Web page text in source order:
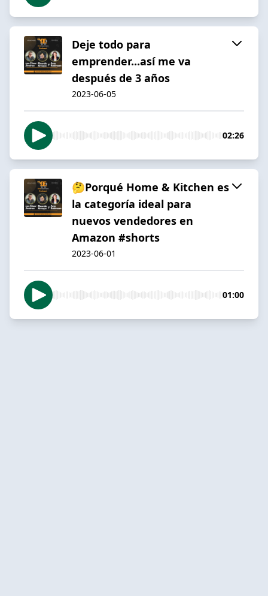
Deje todo para
emprender...así me va
después de 3 años
2023-06-05
02:26
🤔Porqué Home & Kitchen es
la categoría ideal para
nuevos vendedores en
Amazon #shorts
2023-06-01
01:00